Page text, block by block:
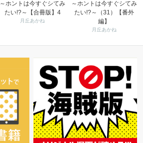
～ホントは今すぐシてみ
たい!?～【合冊版】4
月丘あかね
～ホントは今すぐシてみ
たい!?～（31）【番外
編】
月丘あかね